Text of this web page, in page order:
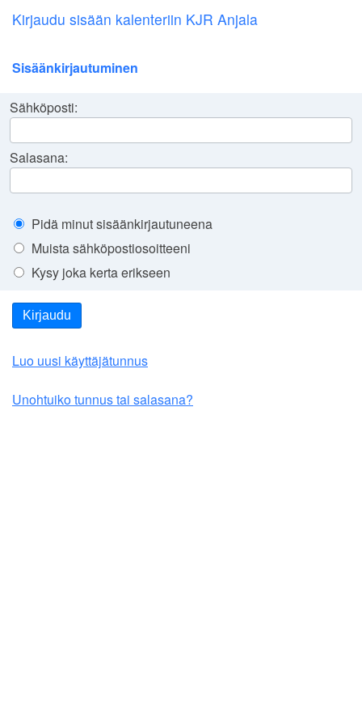
Kirjaudu sisään kalenteriin KJR Anjala
Sisäänkirjautuminen
Sähköposti:
Salasana:
Pidä minut sisäänkirjautuneena
Muista sähköpostiosoitteeni
Kysy joka kerta erikseen
Kirjaudu
Luo uusi käyttäjätunnus
Unohtuiko tunnus tai salasana?